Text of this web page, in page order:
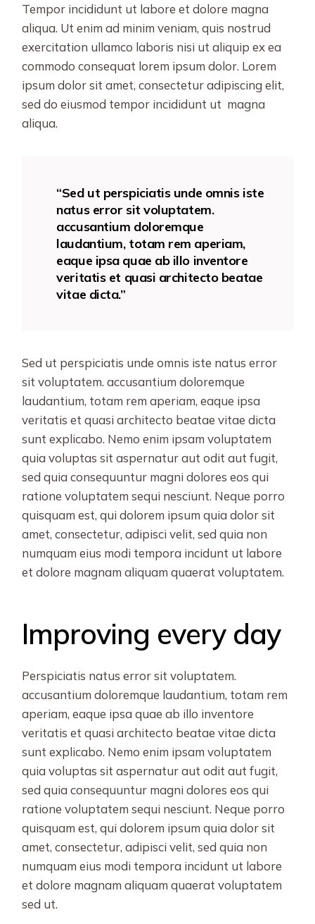
Tempor incididunt ut labore et dolore magna
aliqua. Ut enim ad minim veniam, quis nostrud
exercitation ullamco laboris nisi ut aliquip ex ea
commodo consequat lorem ipsum dolor. Lorem
ipsum dolor sit amet, consectetur adipiscing elit,
sed do eiusmod tempor incididunt ut magna
aliqua.
“Sed ut perspiciatis unde omnis iste
natus error sit voluptatem.
accusantium doloremque
laudantium, totam rem aperiam,
eaque ipsa quae ab illo inventore
veritatis et quasi architecto beatae
vitae dicta.”
Sed ut perspiciatis unde omnis iste natus error
sit voluptatem. accusantium doloremque
laudantium, totam rem aperiam, eaque ipsa
veritatis et quasi architecto beatae vitae dicta
sunt explicabo. Nemo enim ipsam voluptatem
quia voluptas sit aspernatur aut odit aut fugit,
sed quia consequuntur magni dolores eos qui
ratione voluptatem sequi nesciunt. Neque porro
quisquam est, qui dolorem ipsum quia dolor sit
amet, consectetur, adipisci velit, sed quia non
numquam eius modi tempora incidunt ut labore
et dolore magnam aliquam quaerat voluptatem.
Improving every day
Perspiciatis natus error sit voluptatem.
accusantium doloremque laudantium, totam rem
aperiam, eaque ipsa quae ab illo inventore
veritatis et quasi architecto beatae vitae dicta
sunt explicabo. Nemo enim ipsam voluptatem
quia voluptas sit aspernatur aut odit aut fugit,
sed quia consequuntur magni dolores eos qui
ratione voluptatem sequi nesciunt. Neque porro
quisquam est, qui dolorem ipsum quia dolor sit
amet, consectetur, adipisci velit, sed quia non
numquam eius modi tempora incidunt ut labore
et dolore magnam aliquam quaerat voluptatem
sed ut.